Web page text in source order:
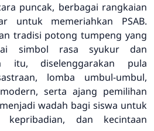
puncak, berbagai rangkaian
untuk memeriahkan PSAB.
tradisi potong tumpeng yang
simbol rasa syukur dan
itu, diselenggarakan pula
lomba umbul-umbul,
serta ajang pemilihan
wadah bagi siswa untuk
kepribadian, dan kecintaan